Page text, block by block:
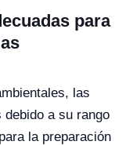
para
las
debido a su rango
la preparación